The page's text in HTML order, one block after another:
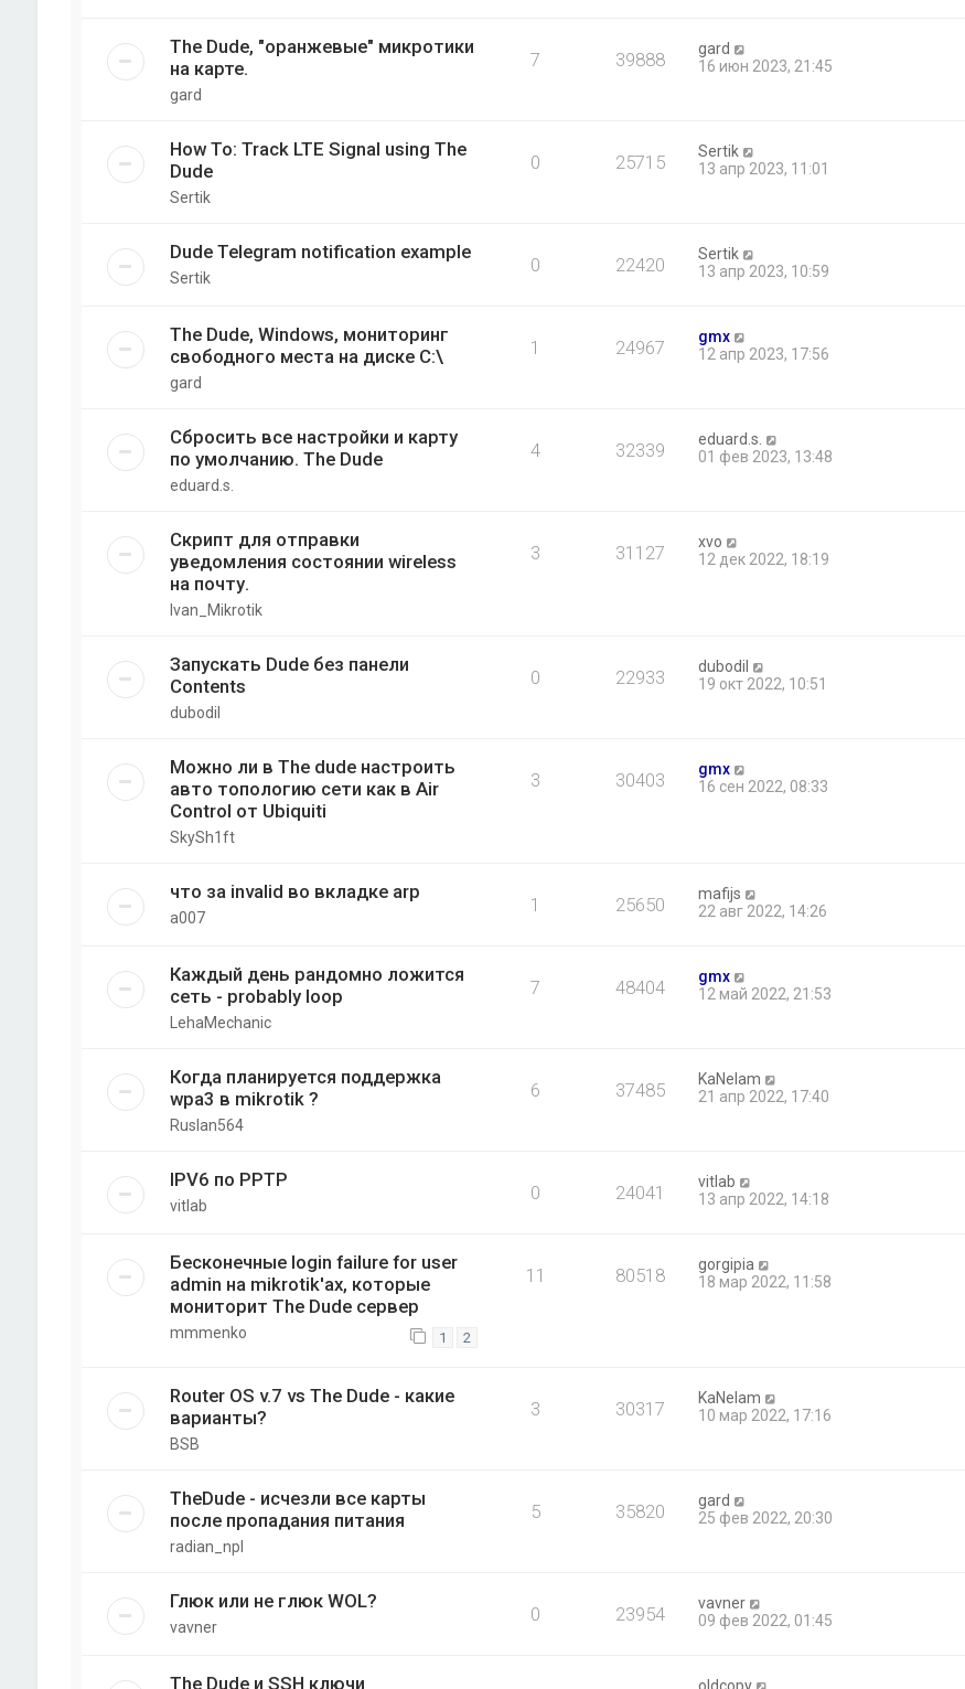
The Dude, "оранжевые" микротики
на карте.
gard
7 39888
gard
16 июн 2023, 21:45
How To: Track LTE Signal using The
Dude
Sertik
0 25715
Sertik
13 апр 2023, 11:01
Dude Telegram notification example
Sertik
0 22420
Sertik
13 апр 2023, 10:59
The Dude, Windows, мониторинг
свободного места на диске C:\
gard
1 24967
gmx
12 апр 2023, 17:56
Сбросить все настройки и карту
по умолчанию. The Dude
eduard.s.
4 32339
eduard.s.
01 фев 2023, 13:48
Скрипт для отправки
уведомления состоянии wireless
на почту.
Ivan_Mikrotik
3 31127
xvo
12 дек 2022, 18:19
Запускать Dude без панели
Contents
dubodil
0 22933
dubodil
19 окт 2022, 10:51
Можно ли в The dude настроить
авто топологию сети как в Air
Control от Ubiquiti
SkySh1ft
3 30403
gmx
16 сен 2022, 08:33
что за invalid во вкладке arp
a007
1 25650
mafijs
22 авг 2022, 14:26
Каждый день рандомно ложится
сеть - probably loop
LehaMechanic
7 48404
gmx
12 май 2022, 21:53
Когда планируется поддержка
wpa3 в mikrotik ?
Ruslan564
6 37485
KaNelam
21 апр 2022, 17:40
IPV6 по PPTP
vitlab
0 24041
vitlab
13 апр 2022, 14:18
Бесконечные login failure for user
admin на mikrotik'ах, которые
мониторит The Dude сервер
mmmenko 1 2
11 80518
gorgipia
18 мар 2022, 11:58
Router OS v.7 vs The Dude - какие
варианты?
BSB
3 30317
KaNelam
10 мар 2022, 17:16
TheDude - исчезли все карты
после пропадания питания
radian_npl
5 35820
gard
25 фев 2022, 20:30
Глюк или не глюк WOL?
vavner
0 23954
vavner
09 фев 2022, 01:45
The Dude и SSH ключи